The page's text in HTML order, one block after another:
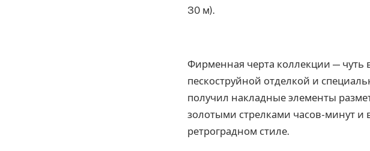
30 м).
Фирменная черта коллекции —
пескоструйной отделкой и
получил накладные элементы
золотыми стрелками часов-минут
ретроградном стиле.